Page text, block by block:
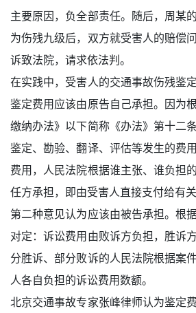
主要原因，负全部责任。随后，周某
为伤残九级后，双方就受害人的赔偿
诉致法院，请求依法判。
在实践中，受害人的交通事故伤残鉴
鉴定费用应该由原告自己承担。因为
缴纳办法》以下简称《办法》第十二
鉴定、勘验、翻译、评估等发生的费
费用，人民法院根据谁主张、谁负担
任方承担，即由受害人直接支付给有
第二种意见认为应该由被告承担。根
对定：诉讼费用由败诉方负担，胜诉
分胜诉、部分败诉的人民法院根据案
人各自负担的诉讼费用数额。
北京交通事故专家张峰律师认为鉴定